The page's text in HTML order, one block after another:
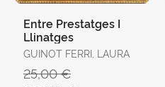
Entre Prestatges I
Llinatges
GUINOT FERRI, LAURA
25,00 €